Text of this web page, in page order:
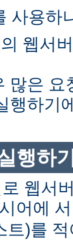
사용하
웹서
많은
행하기
행하
웹서
어에
트)를